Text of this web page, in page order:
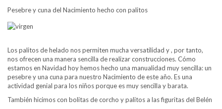
Pesebre y cuna del Nacimiento hecho con palitos
Los palitos de helado nos permiten mucha versatilidad y , por tanto,
nos ofrecen una manera sencilla de realizar construcciones. Cómo
estamos en Navidad hoy hemos hecho una manualidad muy sencilla: un
pesebre y una cuna para nuestro Nacimiento de este año. Es una
actividad genial para los niños porque es muy sencilla y barata.
También hicimos con bolitas de corcho y palitos a las figuritas del Belén